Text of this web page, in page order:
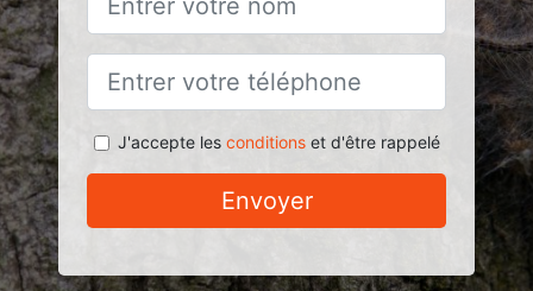
J'accepte les conditionset d'être rappelé
Envoyer